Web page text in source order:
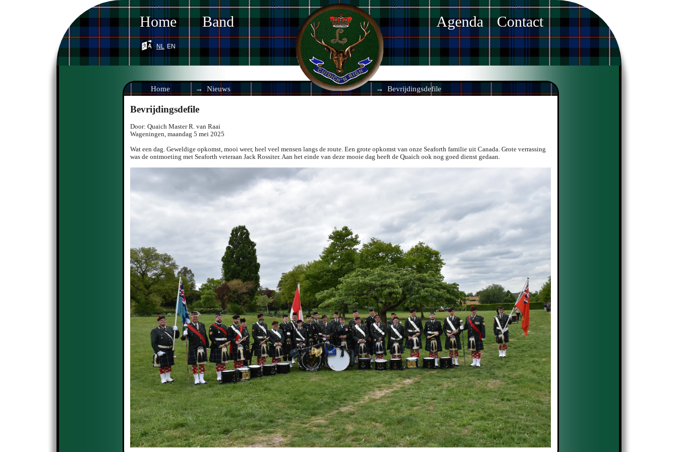
Home Band Agenda Contact
nl en
Home Nieuws Bevrijdingsdefile
Bevrijdingsdefile
Door:Quaich Master R. van Raai
Wageningen,maandag 5 mei 2025
Wat een dag. Geweldige opkomst, mooi weer, heel veel mensen langs de route. Een grote opkomst van onze Seaforth familie uit Canada. Grote verrassing
was de ontmoeting met Seaforth veteraan Jack Rossiter. Aan het einde van deze mooie dag heeft de Quaich ook nog goed dienst gedaan.